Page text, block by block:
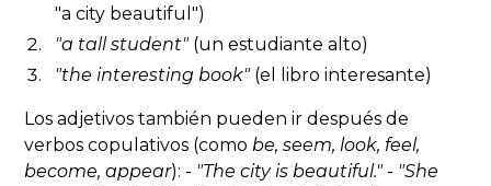
"a city beautiful")
"a tall student"(un estudiante alto)
"theinteresting book"(el libro interesante)
Los adjetivos también pueden ir después de
verbos copulativos (comobe, seem, look, feel,
become, appear): - "The cityis beautiful."- "She